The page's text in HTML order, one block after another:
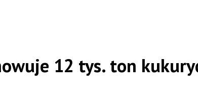
12 tys. ton